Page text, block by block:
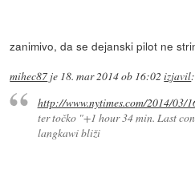
zanimivo, da se dejanski pilot ne
mihec87 je 18. mar 2014 ob 16:02 izjavil:
http://www.nytimes.com/2014/03/
ter točko "+1 hour 34 min. Last
langkawi bliži